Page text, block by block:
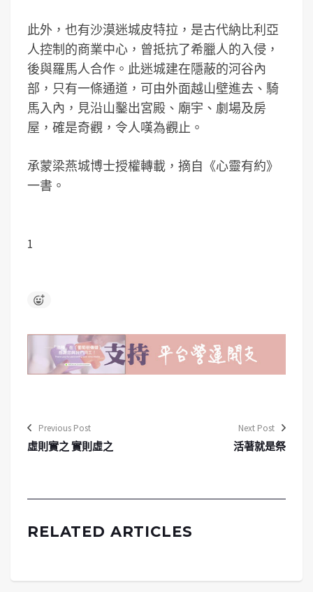
此外，也有沙漠迷城皮特拉，是古代納比利亞
人控制的商業中心，曾抵抗了希臘人的入侵，
後與羅馬人合作。此迷城建在隱蔽的河谷內
部，只有一條通道，可由外面越山壁進去、騎
馬入內，見沿山鑿出宮殿、廟宇、劇場及房
屋，確是奇觀，令人嘆為觀止。
承蒙梁燕城博士授權轉載，摘自《心靈有約》
一書。
1
Previous Post
虛則實之 實則虛之
Next Post
活著就是祭
RELATED ARTICLES